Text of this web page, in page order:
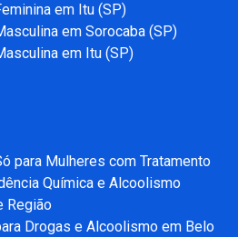
em Itu (SP)
em Sorocaba (SP)
em Itu (SP)
para Mulheres com Tratamento
Química e Alcoolismo
Região
Drogas e Alcoolismo em Belo